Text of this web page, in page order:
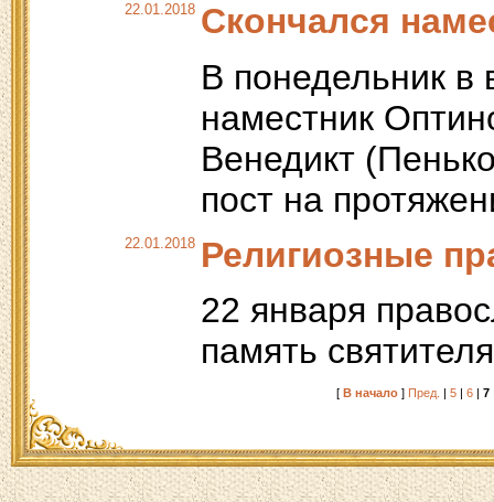
22.01.2018 Скончался
В понедельник в
наместник
Венедикт
пост на
22.01.2018 Религиозные
22 января
память
[ В начало ] Пред. | 5 | 6 | 7